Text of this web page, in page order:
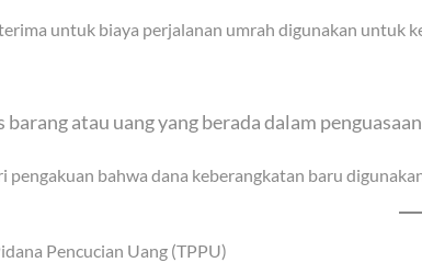
untuk biaya perjalanan umrah digunakan untuk
barang atau uang yang berada dalam
bahwa dana keberangkatan baru
Pencucian Uang (TPPU)